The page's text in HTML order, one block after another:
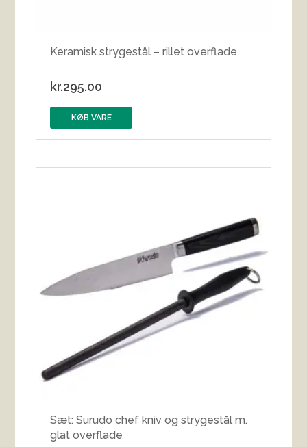
Keramisk strygestål – rillet overflade
kr.295.00
KØB VARE
Sæt: Surudo chef kniv og strygestål m.
glat overflade